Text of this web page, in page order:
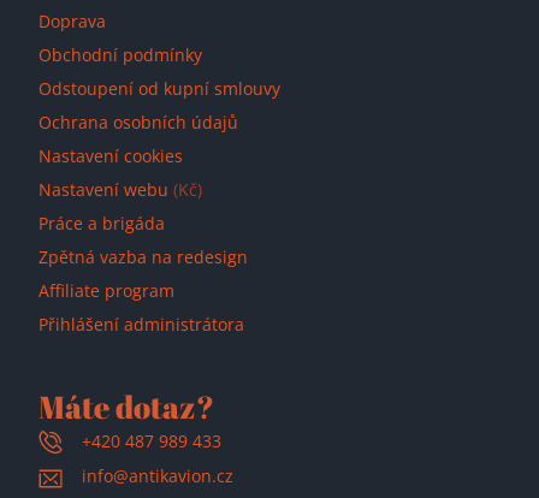
Doprava
Obchodní podmínky
Odstoupení od kupní smlouvy
Ochrana osobních údajů
Nastavení cookies
Nastavení webu (Kč)
Práce a brigáda
Zpětná vazba na redesign
Affiliate program
Přihlášení administrátora
Máte dotaz?
+420 487 989 433
info@antikavion.cz